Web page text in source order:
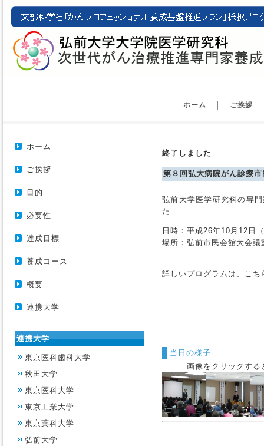
ホーム ご挨拶
ホーム
ご挨拶
目的
必要性
達成目標
養成コース
概要
連携大学
連携大学
東京医科歯科大学
秋田大学
東京医科大学
東京工業大学
東京薬科大学
弘前大学
終了しました
第８回弘大病院がん診療
弘前大学医学研究科の専
た
日時：平成26年10月12日
場所：弘前市民会館大会議
詳しいプログラムは、こち
当日の様子
画像をクリックす